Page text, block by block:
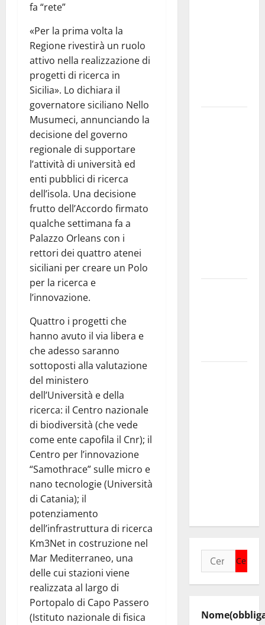
fa “rete”
«Per la prima volta la
Regione rivestirà un ruolo
attivo nella realizzazione di
progetti di ricerca in
Sicilia». Lo dichiara il
governatore siciliano Nello
Musumeci, annunciando la
decisione del governo
regionale di supportare
l’attività di università ed
enti pubblici di ricerca
dell’isola. Una decisione
frutto dell’Accordo firmato
qualche settimana fa a
Palazzo Orleans con i
rettori dei quattro atenei
siciliani per creare un Polo
per la ricerca e
l’innovazione.
Quattro i progetti che
hanno avuto il via libera e
che adesso saranno
sottoposti alla valutazione
del ministero
dell’Università e della
ricerca: il Centro nazionale
di biodiversità (che vede
come ente capofila il Cnr); il
Centro per l’innovazione
“Samothrace” sulle micro e
nano tecnologie (Università
di Catania); il
potenziamento
dell’infrastruttura di ricerca
Km3Net in costruzione nel
Mar Mediterraneo, una
delle cui stazioni viene
realizzata al largo di
Portopalo di Capo Passero
(Istituto nazionale di fisica
Ricerca
per:
Nome